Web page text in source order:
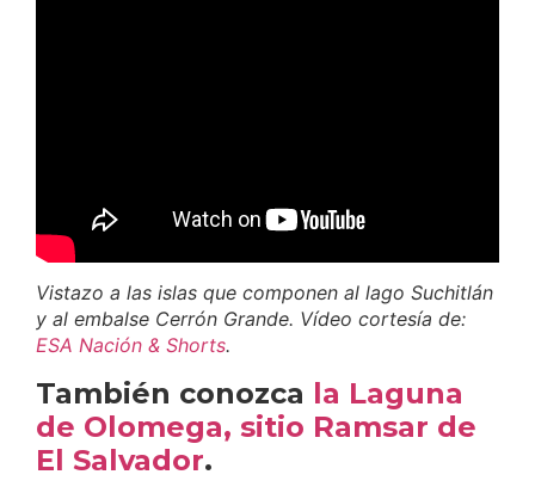
Vistazo a las islas que componen al lago Suchitlán
y al embalse Cerrón Grande. Vídeo cortesía de:
ESA Nación & Shorts.
También conozca la Laguna
de Olomega, sitio Ramsar de
El Salvador.